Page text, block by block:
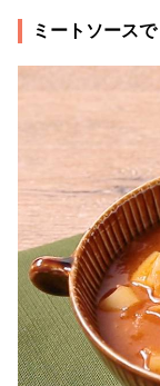
ミートソース